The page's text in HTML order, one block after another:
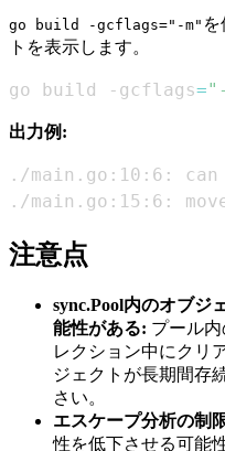
go build -gcflags="-m"
トを表示します。
go build -gcflags=
出力例:
./main.go:15:6:
注意点
sync.Pool内のオブジ
能性がある: プール
レクション中にクリ
ジェクトが長期間存
さい。
エスケープ分析の制
性を低下させる可能